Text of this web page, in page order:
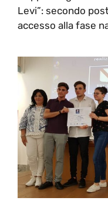
Levi”: secondo
accesso alla fase